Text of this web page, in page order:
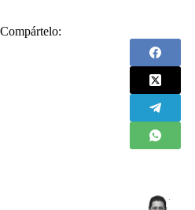
Compártelo: